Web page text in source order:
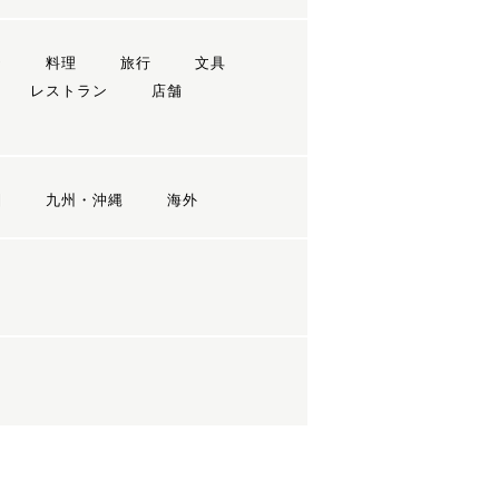
料理 旅行
文具
レストラン
店舗
九州・沖縄 海外